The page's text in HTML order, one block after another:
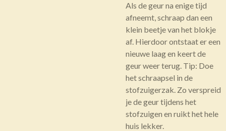
Als de geur na enige tijd
afneemt, schraap dan een
klein beetje van het blokje
af. Hierdoor ontstaat er een
nieuwe laag en keert de
geur weer terug. Tip: Doe
het schraapsel in de
stofzuigerzak. Zo verspreid
je de geur tijdens het
stofzuigen en ruikt het hele
huis lekker.